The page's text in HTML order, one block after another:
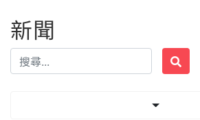
新聞